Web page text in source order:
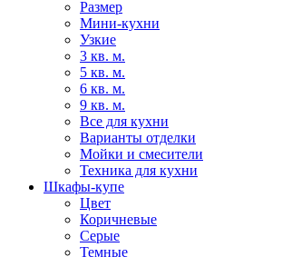
Размер
Мини-кухни
Узкие
3 кв. м.
5 кв. м.
6 кв. м.
9 кв. м.
Все для кухни
Варианты отделки
Мойки и смесители
Техника для кухни
Шкафы-купе
Цвет
Коричневые
Серые
Темные